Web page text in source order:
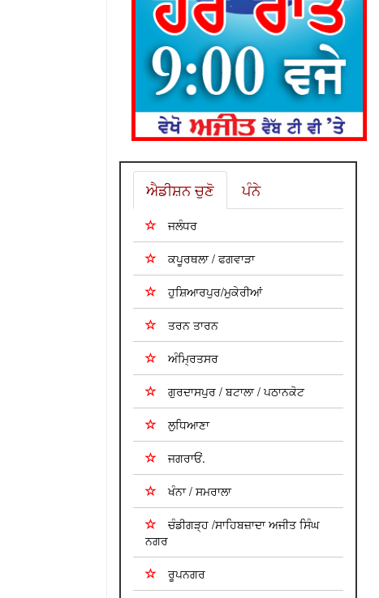
ਐਡੀਸ਼ਨ ਚੁਣੋ ਪੰਨੇ
ਜਲੰਧਰ
ਕਪੂਰਥਲਾ / ਫਗਵਾੜਾ
ਹੁਸ਼ਿਆਰਪੁਰ/ਮੁਕੇਰੀਆਂ
ਤਰਨ ਤਾਰਨ
ਅੰਮ੍ਰਿਤਸਰ
ਗੁਰਦਾਸਪੁਰ / ਬਟਾਲਾ / ਪਠਾਨਕੋਟ
ਲੁਧਿਆਣਾ
ਜਗਰਾਓਂ.
ਖੰਨਾ / ਸਮਰਾਲਾ
ਚੰਡੀਗੜ੍ਹ /ਸਾਹਿਬਜ਼ਾਦਾ ਅਜੀਤ ਸਿੰਘ
ਨਗਰ
ਰੂਪਨਗਰ